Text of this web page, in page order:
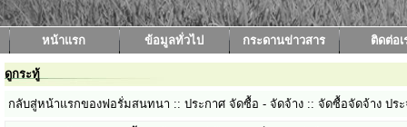
หน้าแรก ข้อมูลทั่วไป กระดานข่าวสาร ติดต่อเ
ดูกระทู้
กลับสู่หน้าแรกของฟอรั่มสนทนา :: ประกาศ จัดซื้อ - จัดจ้าง :: จัดซื้อจัดจ้าง ปร